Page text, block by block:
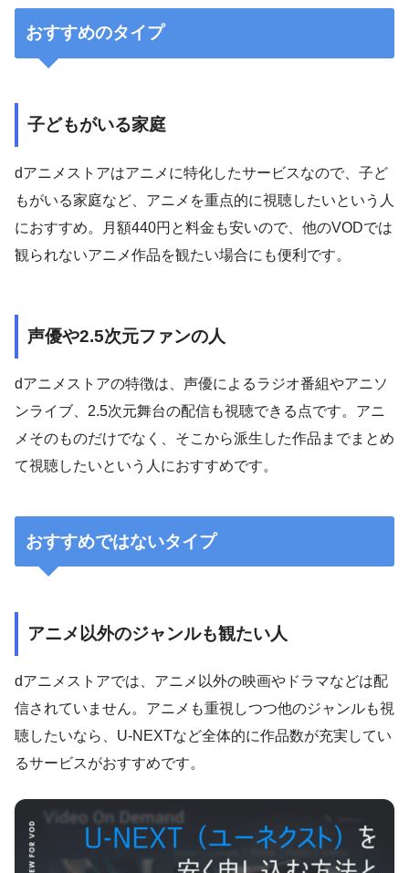
おすすめのタイプ
子どもがいる家庭
dアニメストアはアニメに特化したサービスなので、子ど
もがいる家庭など、アニメを重点的に視聴したいという人
におすすめ。月額440円と料金も安いので、他のVODでは
観られないアニメ作品を観たい場合にも便利です。
声優や2.5次元ファンの人
dアニメストアの特徴は、声優によるラジオ番組やアニソ
ンライブ、2.5次元舞台の配信も視聴できる点です。アニ
メそのものだけでなく、そこから派生した作品までまとめ
て視聴したいという人におすすめです。
おすすめではないタイプ
アニメ以外のジャンルも観たい人
dアニメストアでは、アニメ以外の映画やドラマなどは配
信されていません。アニメも重視しつつ他のジャンルも視
聴したいなら、U-NEXTなど全体的に作品数が充実してい
るサービスがおすすめです。